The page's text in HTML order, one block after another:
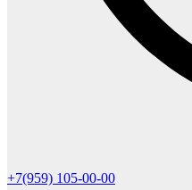
+7(959) 105-00-00